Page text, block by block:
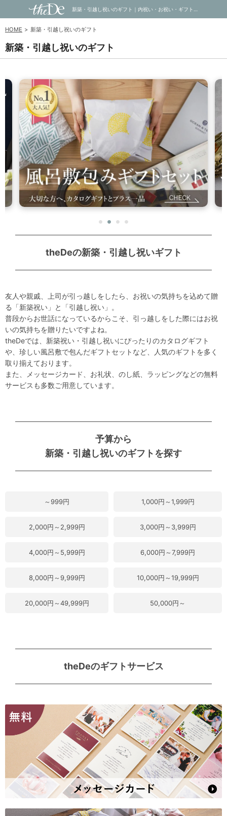
HOME 新築・引越し祝いのギフト
新築・引越し祝いのギフト
theDeの新築・引越し祝いギフト
友人や親戚、上司が引っ越しをしたら、お祝いの気持ちを込めて贈
る「新築祝い」と「引越し祝い」。
普段からお世話になっているからこそ、引っ越しをした際にはお祝
いの気持ちを贈りたいですよね。
theDeでは、新築祝い・引越し祝いにぴったりのカタログギフト
や、珍しい風呂敷で包んだギフトセットなど、人気のギフトを多く
取り揃えております。
また、メッセージカード、お礼状、のし紙、ラッピングなどの無料
サービスも多数ご用意しています。
予算から
新築・引越し祝いのギフトを探す
～999円 1,000円～1,999円
2,000円～2,999円 3,000円～3,999円
4,000円～5,999円 6,000円～7,999円
8,000円～9,999円 10,000円～19,999円
20,000円～49,999円 50,000円～
theDeのギフトサービス